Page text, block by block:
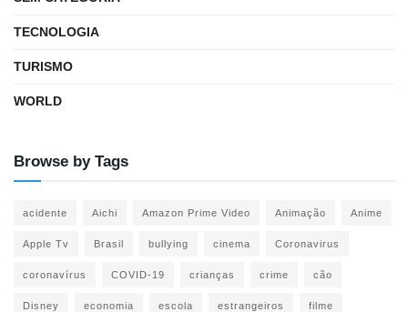
TECNOLOGIA
TURISMO
WORLD
Browse by Tags
acidente Aichi Amazon Prime Video Animação Anime
Apple Tv Brasil bullying cinema Coronavirus
coronavírus COVID-19 crianças crime cão
Disney economia escola estrangeiros filme